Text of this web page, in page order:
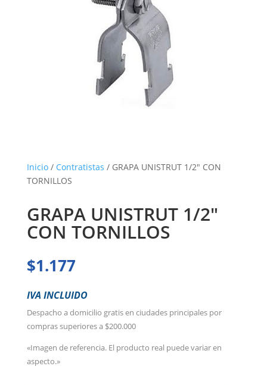
Inicio/ Contratistas / GRAPA UNISTRUT 1/2″ CON
TORNILLOS
GRAPA UNISTRUT 1/2″
CON TORNILLOS
$1.177
IVA INCLUIDO
Despacho a domicilio gratis en ciudades principales por
compras superiores a $200.000
«Imagen de referencia. El producto real puede variar en
aspecto.»